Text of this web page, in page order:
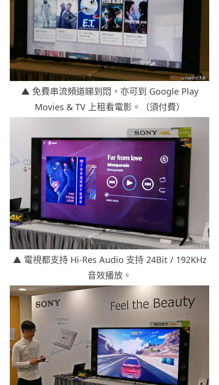
▲ 免費串流頻道睇到悶，亦可到 Google Play
Movies & TV 上租看電影。（須付費）
▲ 電視都支持 Hi-Res Audio 支持 24Bit / 192KHz
音效播放。